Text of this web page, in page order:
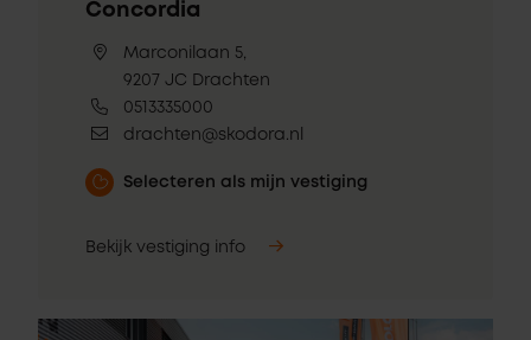
Concordia
Marconilaan 5,
9207 JC Drachten
0513335000
drachten@skodora.nl
Selecteren als mijn vestiging
Bekijk vestiging info